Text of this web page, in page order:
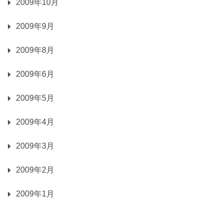
2009年10月
2009年9月
2009年8月
2009年6月
2009年5月
2009年4月
2009年3月
2009年2月
2009年1月